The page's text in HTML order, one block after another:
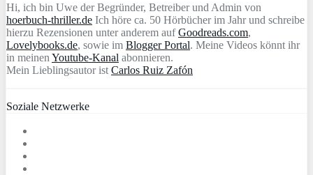
Hi, ich bin Uwe der Begründer, Betreiber und Admin von
hoerbuch-thriller.de Ich höre ca. 50 Hörbücher im Jahr und schreibe
hierzu Rezensionen unter anderem aufGoodreads.com,
Lovelybooks.de, sowie im Blogger Portal. Meine Videos könnt ihr
in meinen Youtube-Kanal abonnieren.
Mein Lieblingsautor ist Carlos Ruiz Zafón
Soziale Netzwerke